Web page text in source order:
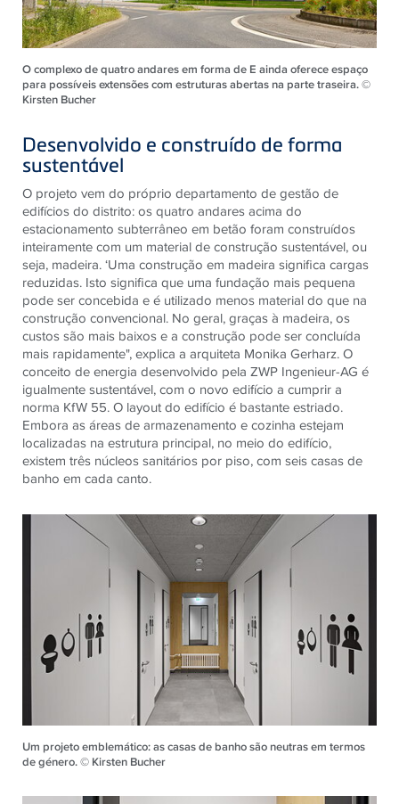
O complexo de quatro andares em forma de E ainda oferece espaço
para possíveis extensões com estruturas abertas na parte traseira. ©
Kirsten Bucher
Desenvolvido e construído de forma
sustentável
O projeto vem do próprio departamento de gestão de
edifícios do distrito: os quatro andares acima do
estacionamento subterrâneo em betão foram construídos
inteiramente com um material de construção sustentável, ou
seja, madeira. ‘Uma construção em madeira significa cargas
reduzidas. Isto significa que uma fundação mais pequena
pode ser concebida e é utilizado menos material do que na
construção convencional. No geral, graças à madeira, os
custos são mais baixos e a construção pode ser concluída
mais rapidamente", explica a arquiteta Monika Gerharz. O
conceito de energia desenvolvido pela ZWP Ingenieur-AG é
igualmente sustentável, com o novo edifício a cumprir a
norma KfW 55. O layout do edifício é bastante estriado.
Embora as áreas de armazenamento e cozinha estejam
localizadas na estrutura principal, no meio do edifício,
existem três núcleos sanitários por piso, com seis casas de
banho em cada canto.
Um projeto emblemático: as casas de banho são neutras em termos
de género. © Kirsten Bucher